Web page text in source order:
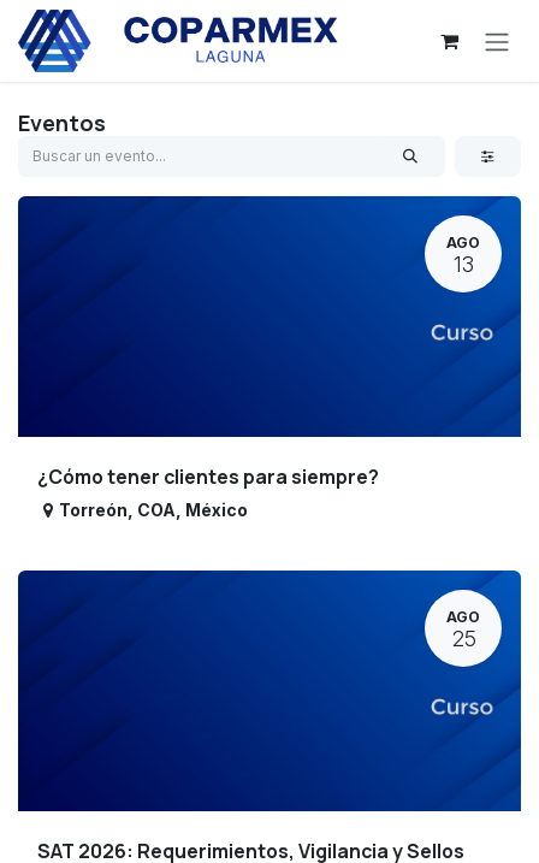
Ir al contenido
Eventos
AGO
13
¿Cómo tener clientes para siempre?
Torreón COA México
AGO
25
SAT 2026: Requerimientos, Vigilancia y Sellos